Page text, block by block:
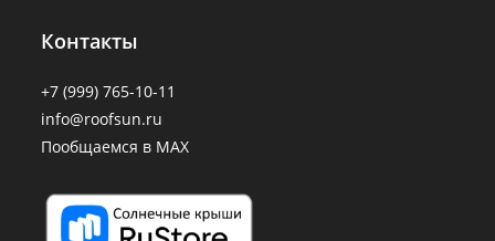
Контакты
+7 (999) 765-10-11
info@roofsun.ru
Пообщаемся в MAX